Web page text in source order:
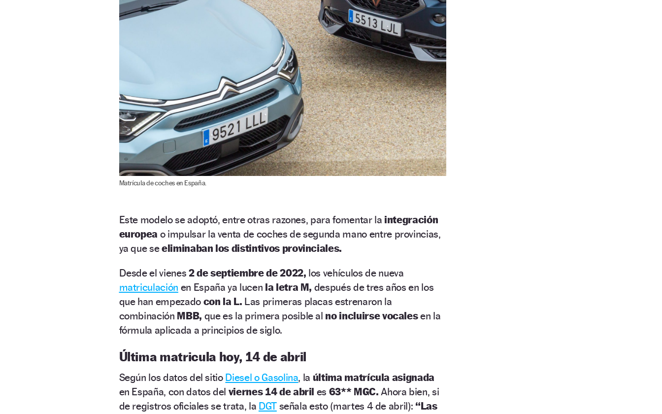
Matrícula de coches en España.
Este modelo se adoptó, entre otras razones, para fomentar la integración
europea o impulsar la venta de coches de segunda mano entre provincias,
ya que seeliminaban los distintivos provinciales.
Desde el vienes 2 de septiembre de 2022, los vehículos de nueva
matriculación en España ya lucen la letra M, después de tres años en los
que han empezado con la L. Las primeras placas estrenaron la
combinación MBB, que es la primera posible al no incluirse vocalesen la
fórmula aplicada a principios de siglo.
Última matricula hoy, 14 de abril
Según los datos del sitio Diesel o Gasolina, la última matrícula asignada
en España, con datos del viernes 14 de abril es 63** MGC. Ahora bien, si
de registros oficiales se trata, la DGTseñala esto (martes 4 de abril): “Las